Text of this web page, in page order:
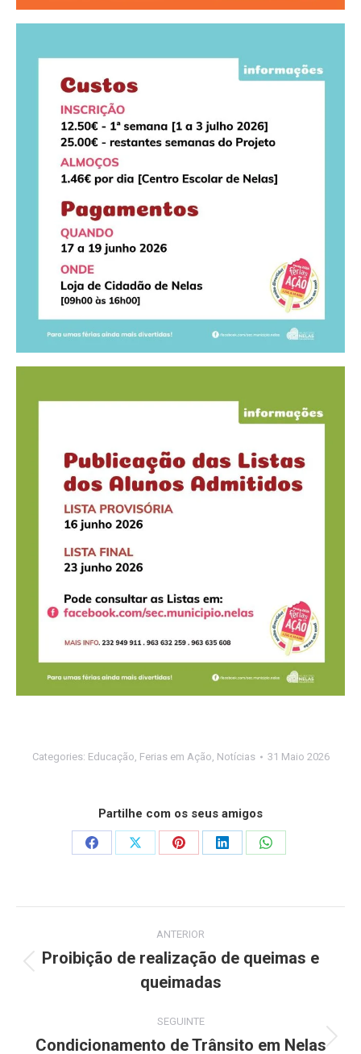
Categories: Educação, Ferias em Ação, Notícias 31 Maio 2026
Partilhe com os seus amigos
Share
Share
Share
Share
Share
navigation
ANTERIOR
Previous
post:
Proibição de realização de queimas e
queimadas
SEGUINTE
Next
Condicionamento de Trânsito em Nelas